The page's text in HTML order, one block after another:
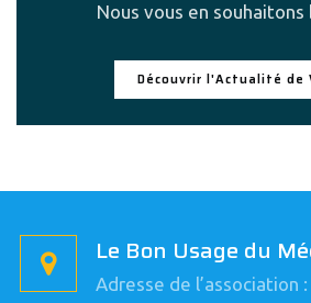
Nous vous en souhaitons
Découvrir l'Actualité de
Le Bon Usage du
Adresse de l’association :